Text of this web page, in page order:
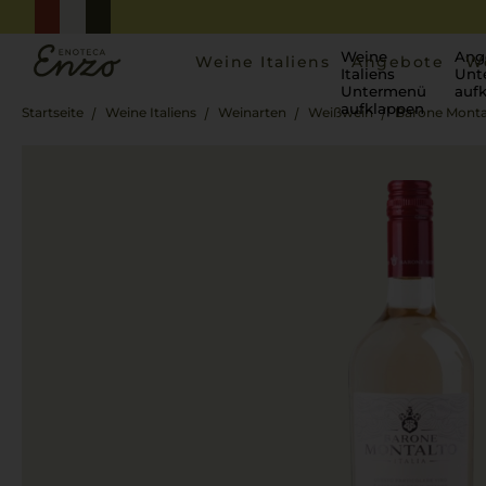
Weine Italiens
Weine
Italiens
Untermenü
aufklappen
Angebote
Startseite Weine Italiens Weinarten Weißwein Barone